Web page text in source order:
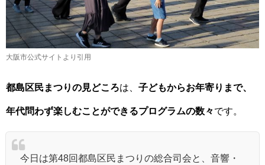
大阪市公式サイトより引用
都島区民まつりの見どころは、 子どもからお年寄りまで、
年代問わず楽しむことができるプログラムの数々です。
今日は第48回都島区民まつりの総合司会と、音響・